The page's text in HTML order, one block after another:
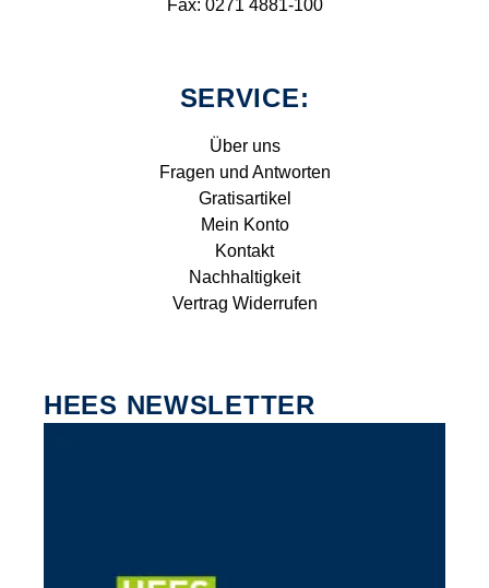
Fax: 0271 4881-100
SERVICE:
Über uns
Fragen und Antworten
Gratisartikel
Mein Konto
Kontakt
Nachhaltigkeit
Vertrag Widerrufen
HEES NEWSLETTER